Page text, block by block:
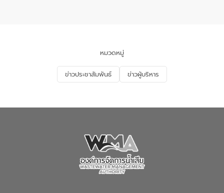
จัดการน้ำเสียและสร้างจิตสำนึกในการ
อนุรักษ์สิ่งแวดล้อม ในหัวข้อ “น้ำเสียชุมชน
และการบำบัดน้ำเสียเบื้องต้น” โดยให้ความรู้
เกี่ยวกับสาเหตุและผลกระทบของน้ำเสีย
ณ เทศบาลตำบลบางเลน จังหวัดนครปฐม
หมวดหมู่
ข่าวประชาสัมพันธ์ ข่าวผู้บริหาร